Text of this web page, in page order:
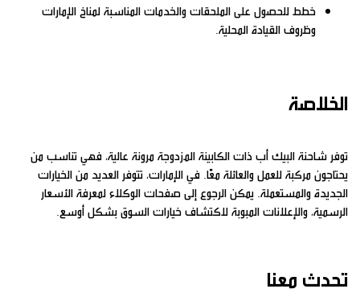
خطط للحصول على الملحقات والخدمات المناسبة لمناخ الإمارات
وظروف القيادة المحلية.
الخلاصة
توفر شاحنة البيك أب ذات الكابينة المزدوجة مرونة عالية، فهي تناسب من
يحتاجون مركبة للعمل والعائلة معًا. في الإمارات، تتوفر العديد من الخيارات
الجديدة والمستعملة. يمكن الرجوع إلى صفحات الوكلاء لمعرفة الأسعار
الرسمية، والإعلانات المبوبة لاكتشاف خيارات السوق بشكل أوسع.
تحدث معنا